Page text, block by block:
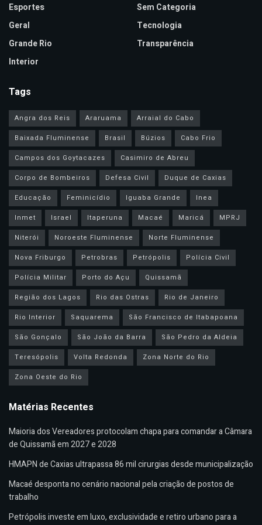
Esportes
Geral
Grande Rio
Interior
Sem Categoria
Tecnologia
Transparência
Tags
Angra dos Reis Araruama
Arraial do Cabo
Baixada Fluminense
Brasil Búzios
Cabo Frio
Campos dos Goytacazes
Casimiro de Abreu
Corpo de Bombeiros
Defesa Civil
Duque de Caxias
Educação
Feminicídio Iguaba Grande
Inea
Inmet
Israel Itaperuna Macaé Maricá
MPRJ
Niterói
Noroeste Fluminense
Norte Fluminense
Nova Friburgo
Petrobras Petrópolis
Polícia Civil
Polícia Militar
Porto do Açu
Quissamã
Região dos Lagos
Rio das Ostras
Rio de Janeiro
Rio Interior
Saquarema
São Francisco de Itabapoana
São Gonçalo
São João da Barra
São Pedro da Aldeia
Teresópolis
Volta Redonda
Zona Norte do Rio
Zona Oeste do Rio
Matérias Recentes
Maioria dos Vereadores protocolam chapa para comandar a Câmara
de Quissamã em 2027 e 2028
HMAPN de Caxias ultrapassa 86 mil cirurgias desde municipalização
Macaé desponta no cenário nacional pela criação de postos de
trabalho
Petrópolis investe em luxo, exclusividade e retiro urbano para a